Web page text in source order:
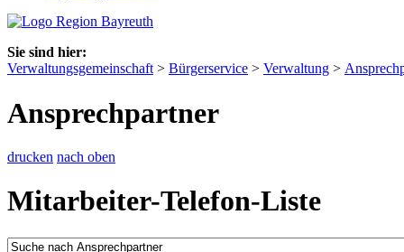
Sie sind hier:
Verwaltungsgemeinschaft > Bürgerservice > Verwaltung >
Ansprechpartner
drucken nach oben
Mitarbeiter-Telefon-Liste